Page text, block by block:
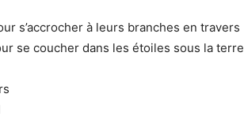
s’accrocher à leurs branches en travers
se coucher dans les étoiles sous la terre